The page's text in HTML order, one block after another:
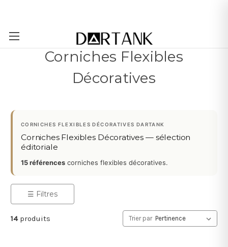
Passer au contenu principal
Corniches Flexibles
Décoratives
CORNICHES FLEXIBLES DÉCORATIVES DARTANK
Corniches Flexibles Décoratives — sélection
éditoriale
15 références corniches flexibles décoratives.
☰ Filtres
14produits Trier par